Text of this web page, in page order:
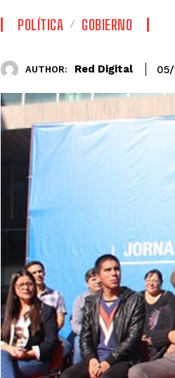
POLÍTICA GOBIERNO
AUTHOR: Red Digital